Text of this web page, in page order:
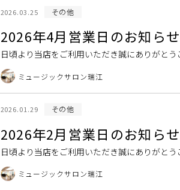
2026.03.25 その他
2026年4月営業日のお知らせ
日頃より当店をご利用いただき誠にありがと
しては下記一覧表をご覧ください。 春のご入会
ミュージックサロン瑞江
2026.01.29 その他
2026年2月営業日のお知らせ
日頃より当店をご利用いただき誠にありがと
しては下記一覧表をご覧ください。 春のご入
ミュージックサロン瑞江